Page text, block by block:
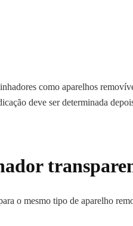
como aparelhos
deve ser determinada
o mesmo tipo de aparelho